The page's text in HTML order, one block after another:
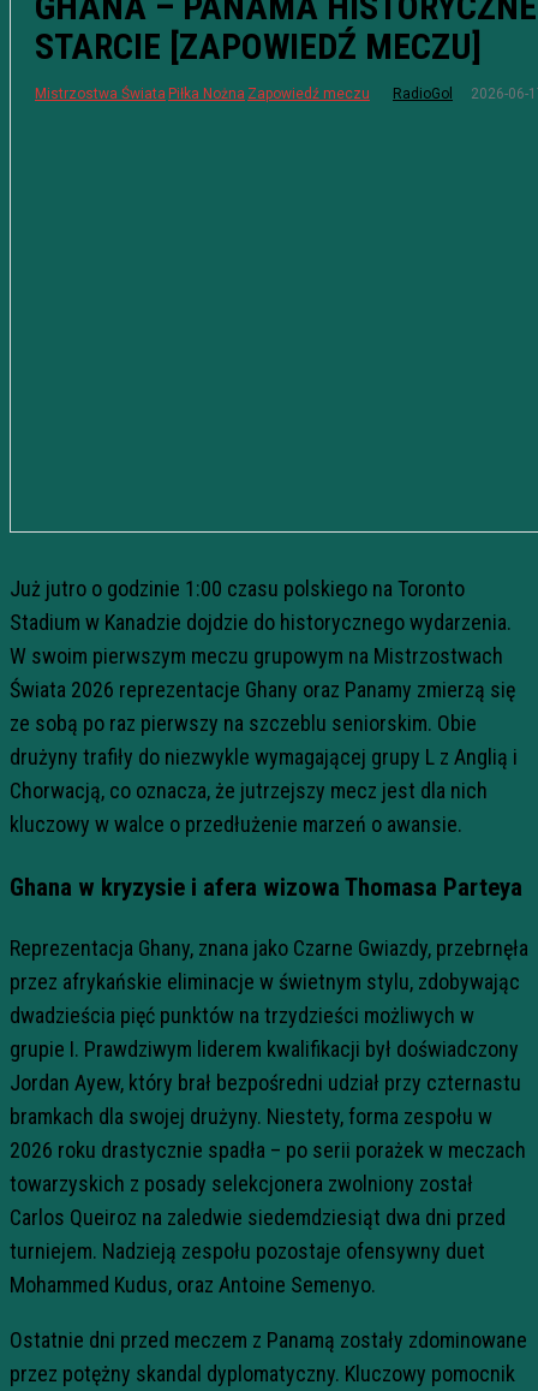
STARCIE [ZAPOWIEDŹ MECZU]
Mistrzostwa Świata Piłka Nożna Zapowiedź meczu RadioGol 2026-06-
Już jutro o godzinie 1:00 czasu polskiego na Toronto
Stadium w Kanadzie dojdzie do historycznego wydarzenia.
W swoim pierwszym meczu grupowym na Mistrzostwach
Świata 2026 reprezentacje Ghany oraz Panamy zmierzą się
ze sobą po raz pierwszy na szczeblu seniorskim. Obie
drużyny trafiły do niezwykle wymagającej grupy L z Anglią i
Chorwacją, co oznacza, że jutrzejszy mecz jest dla nich
kluczowy w walce o przedłużenie marzeń o awansie.
Ghana w kryzysie i afera wizowa Thomasa Parteya
Reprezentacja Ghany, znana jako Czarne Gwiazdy, przebrnęła
przez afrykańskie eliminacje w świetnym stylu, zdobywając
dwadzieścia pięć punktów na trzydzieści możliwych w
grupie I. Prawdziwym liderem kwalifikacji był doświadczony
Jordan Ayew, który brał bezpośredni udział przy czternastu
bramkach dla swojej drużyny. Niestety, forma zespołu w
2026 roku drastycznie spadła – po serii porażek w meczach
towarzyskich z posady selekcjonera zwolniony został
Carlos Queiroz na zaledwie siedemdziesiąt dwa dni przed
turniejem. Nadzieją zespołu pozostaje ofensywny duet
Mohammed Kudus, oraz Antoine Semenyo.
Ostatnie dni przed meczem z Panamą zostały zdominowane
przez potężny skandal dyplomatyczny. Kluczowy pomocnik